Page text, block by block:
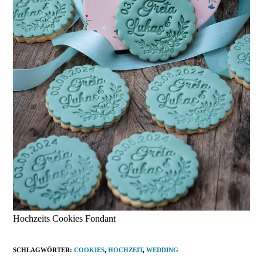
Hochzeits Cookies Fondant
SCHLAGWÖRTER:COOKIES, HOCHZEIT, WEDDING